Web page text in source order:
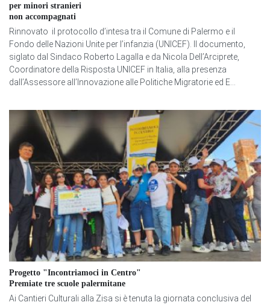
per minori stranieri
non accompagnati
Rinnovato il protocollo d’intesa tra il Comune di Palermo e il
Fondo delle Nazioni Unite per l’infanzia (UNICEF). Il documento,
siglato dal Sindaco Roberto Lagalla e da Nicola Dell’Arciprete,
Coordinatore della Risposta UNICEF in Italia, alla presenza
dall’Assessore all’Innovazione alle Politiche Migratorie ed E...
Progetto "Incontriamoci in Centro"
Premiate tre scuole palermitane
Ai Cantieri Culturali alla Zisa si è tenuta la giornata conclusiva del